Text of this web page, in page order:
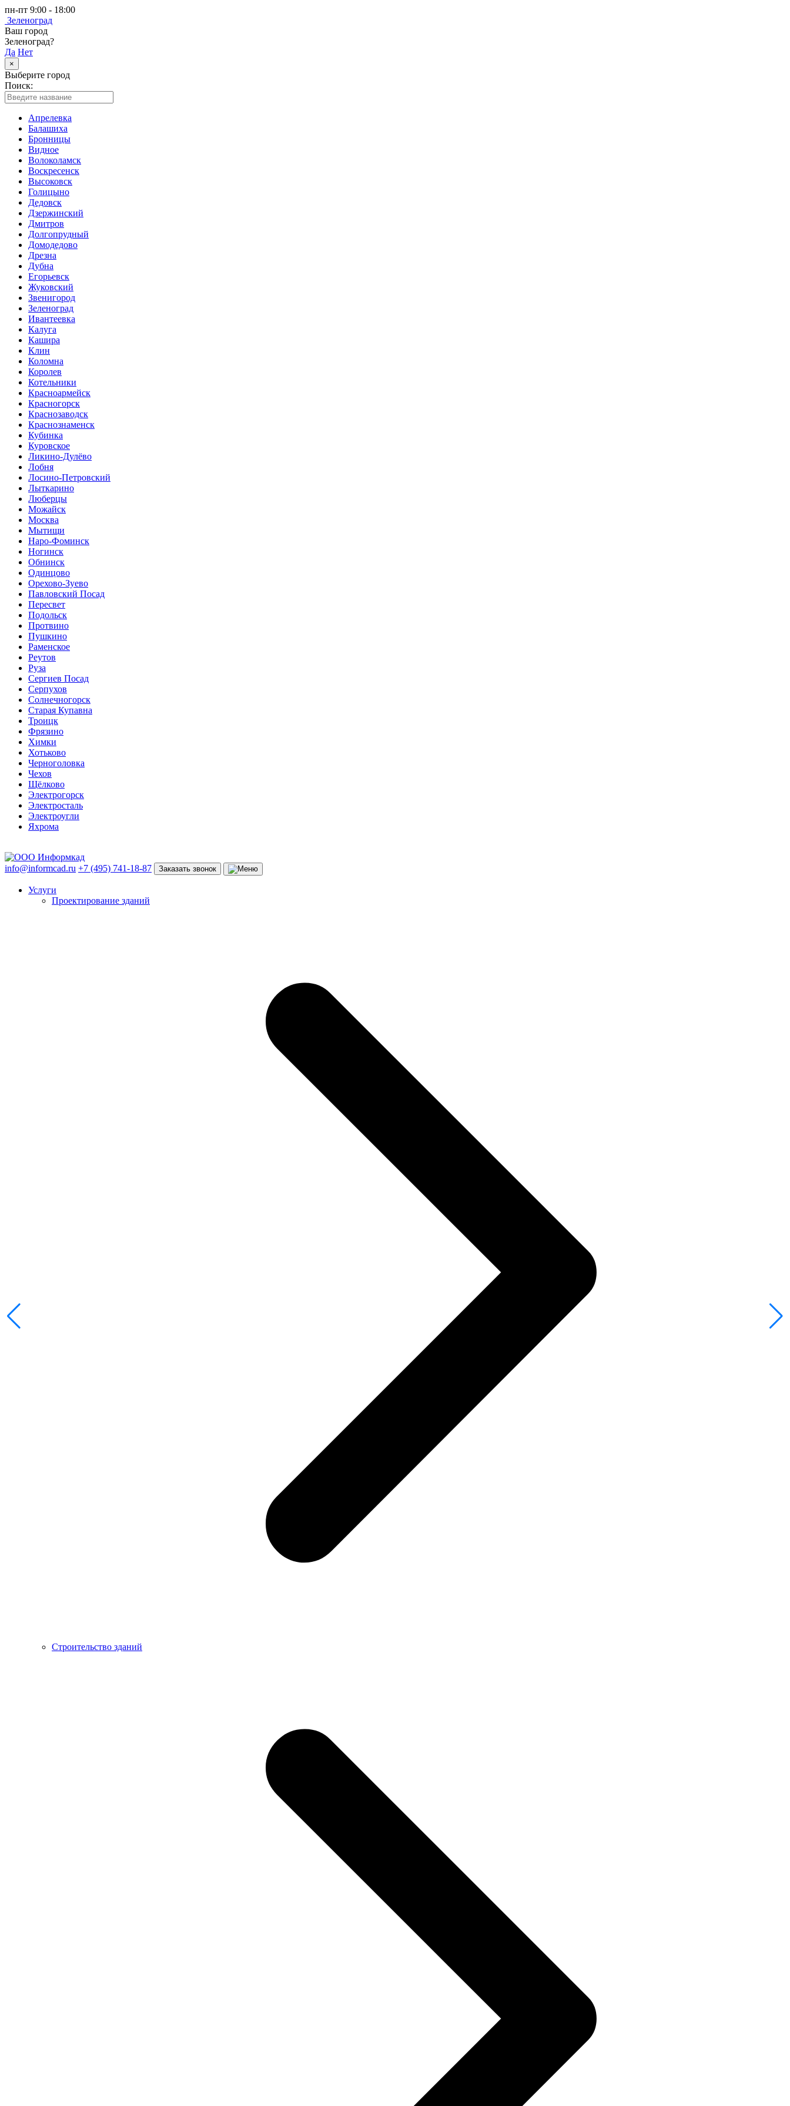
пн-пт 9:00 - 18:00
Зеленоград
Ваш город
Зеленоград?
Да Нет
×
Выберите город
Поиск:
Апрелевка
Балашиха
Бронницы
Видное
Волоколамск
Воскресенск
Высоковск
Голицыно
Дедовск
Дзержинский
Дмитров
Долгопрудный
Домодедово
Дрезна
Дубна
Егорьевск
Жуковский
Звенигород
Зеленоград
Ивантеевка
Калуга
Кашира
Клин
Коломна
Королев
Котельники
Красноармейск
Красногорск
Краснозаводск
Краснознаменск
Кубинка
Куровское
Ликино-Дулёво
Лобня
Лосино-Петровский
Лыткарино
Люберцы
Можайск
Москва
Мытищи
Наро-Фоминск
Ногинск
Обнинск
Одинцово
Орехово-Зуево
Павловский Посад
Пересвет
Подольск
Протвино
Пушкино
Раменское
Реутов
Руза
Сергиев Посад
Серпухов
Солнечногорск
Старая Купавна
Троицк
Фрязино
Химки
Хотьково
Черноголовка
Чехов
Щёлково
Электрогорск
Электросталь
Электроугли
Яхрома
info@informcad.ru +7 (495) 741-18-87 Заказать звонок
Услуги
Проектирование зданий
Строительство зданий